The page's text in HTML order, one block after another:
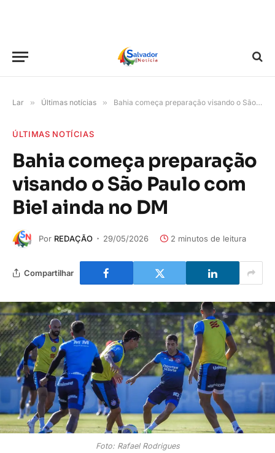
Lar » Últimas notícias » Bahia começa preparação visando o São Paulo com Biel ainda no DM
ÚLTIMAS NOTÍCIAS
Bahia começa preparação
visando o São Paulo com
Biel ainda no DM
Por REDAÇÃO 29/05/2026 2 minutos de leitura
Compartilhar
Foto: Rafael Rodrigues